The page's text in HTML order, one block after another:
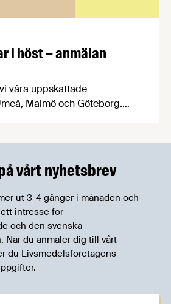
i höst – anmälan
våra uppskattade
Malmö och Göteborg.
vårt nyhetsbrev
ut 3-4 gånger i månaden och
intresse för
och den svenska
När du anmäler dig till vårt
du Livsmedelsföretagens